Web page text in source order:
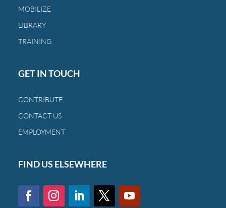
MOBILIZE
LIBRARY
TRAINING
GET IN TOUCH
CONTRIBUTE
CONTACT US
EMPLOYMENT
FIND US ELSEWHERE